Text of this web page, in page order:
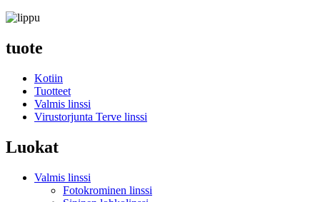
tuote
Kotiin
Tuotteet
Valmis linssi
Virustorjunta Terve linssi
Luokat
Valmis linssi
Fotokrominen linssi